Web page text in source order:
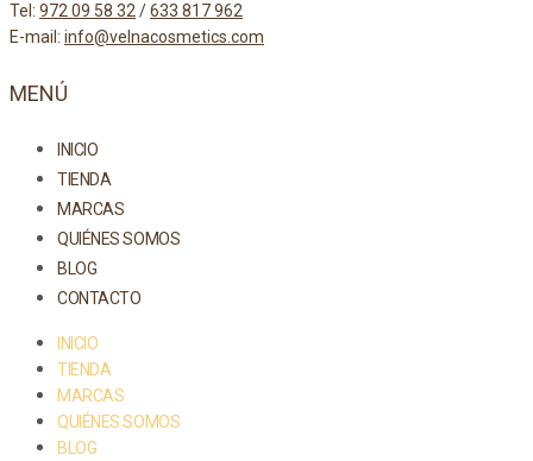
Tel: 972 09 58 32/633 817 962
E-mail: info@velnacosmetics.com
MENÚ
INICIO
TIENDA
MARCAS
QUIÉNES SOMOS
BLOG
CONTACTO
INICIO
TIENDA
MARCAS
QUIÉNES SOMOS
BLOG